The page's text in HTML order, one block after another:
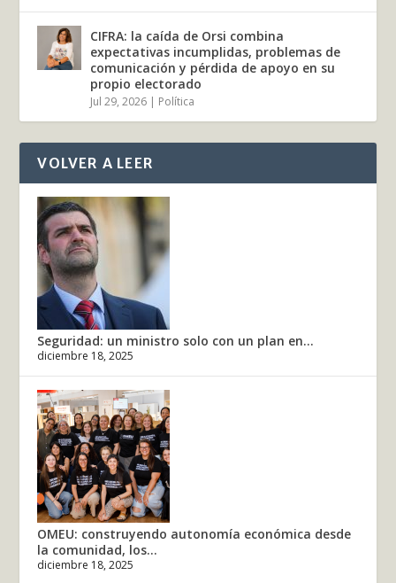
CIFRA: la caída de Orsi combina
expectativas incumplidas, problemas de
comunicación y pérdida de apoyo en su
propio electorado
Jul 29, 2026 | Política
VOLVER A LEER
Seguridad: un ministro solo con un plan en...
diciembre 18, 2025
OMEU: construyendo autonomía económica desde
la comunidad, los...
diciembre 18, 2025